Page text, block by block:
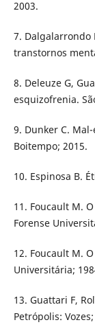
2003.
7. Dalgalarrondo
transtornos
8. Deleuze G,
esquizofrenia.
9. Dunker C.
Boitempo; 2015.
10. Espinosa B.
11. Foucault M.
Forense
12. Foucault M.
Universitária;
13. Guattari F,
Petrópolis: